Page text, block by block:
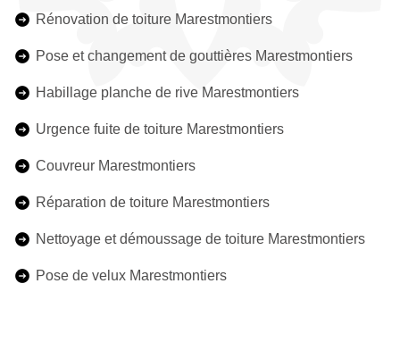
Rénovation de toiture Marestmontiers
Pose et changement de gouttières Marestmontiers
Habillage planche de rive Marestmontiers
Urgence fuite de toiture Marestmontiers
Couvreur Marestmontiers
Réparation de toiture Marestmontiers
Nettoyage et démoussage de toiture Marestmontiers
Pose de velux Marestmontiers